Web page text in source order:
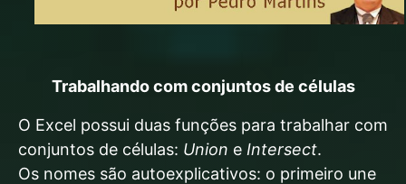
Trabalhando com conjuntos de células
O Excel possui duas funções para trabalhar com
conjuntos de células: Union e Intersect.
Os nomes são autoexplicativos: o primeiro une